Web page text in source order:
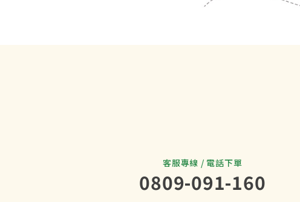
客服專線 / 電話下單
0809-091-160